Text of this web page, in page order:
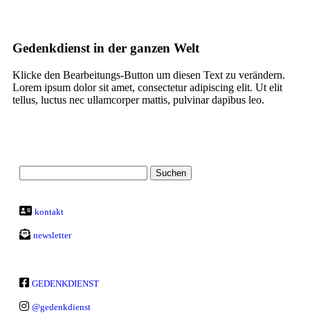
Gedenkdienst in der ganzen Welt
Klicke den Bearbeitungs-Button um diesen Text zu verändern.
Lorem ipsum dolor sit amet, consectetur adipiscing elit. Ut elit
tellus, luctus nec ullamcorper mattis, pulvinar dapibus leo.
kontakt
newsletter
GEDENKDIENST
@gedenkdienst